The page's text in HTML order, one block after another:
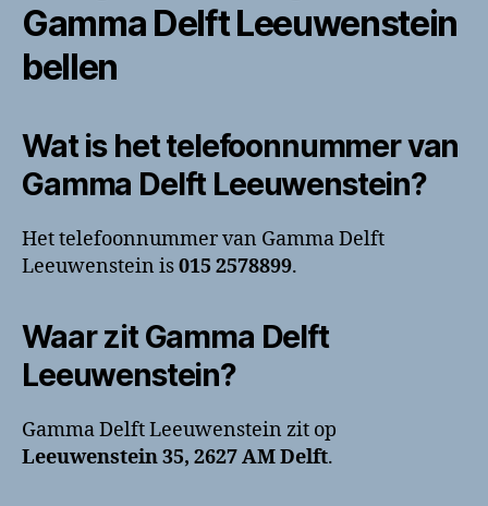
Gamma Delft Leeuwenstein
bellen
Wat is het telefoonnummer van
Gamma Delft Leeuwenstein?
Het telefoonnummer van Gamma Delft
Leeuwenstein is015 2578899.
Waar zit Gamma Delft
Leeuwenstein?
Gamma Delft Leeuwenstein zit op
Leeuwenstein 35, 2627 AM Delft.